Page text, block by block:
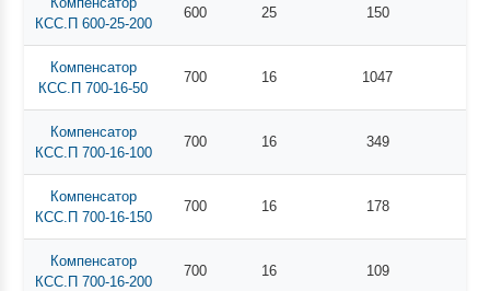
КСС.П 600-25-200
600 25 150
Компенсатор
КСС.П 700-16-50
700 16 1047
Компенсатор
КСС.П 700-16-100
700 16 349
Компенсатор
КСС.П 700-16-150
700 16 178
Компенсатор
КСС.П 700-16-200
700 16 109